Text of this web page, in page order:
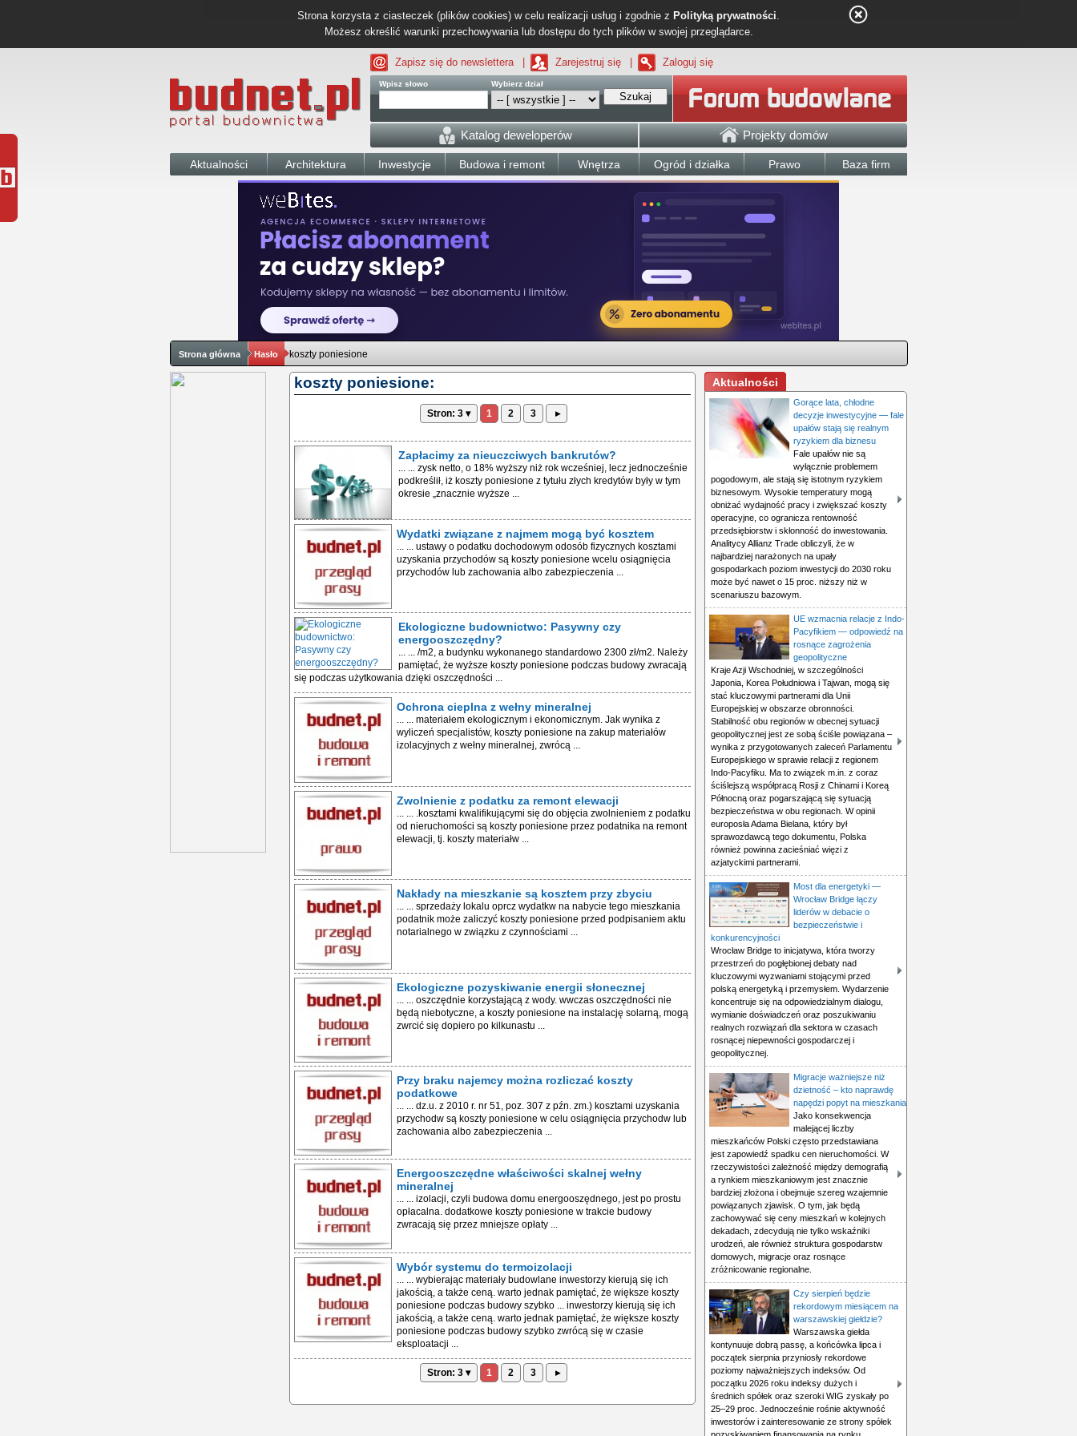
Strona korzysta z ciasteczek (plików cookies) w celu realizacji usług i zgodnie z Polityką prywatności.
Możesz określić warunki przechowywania lub dostępu do tych plików w swojej przeglądarce.
Zapisz się do newslettera Zarejestruj się Zaloguj się
Wpisz słowo Wybierz dział
Szukaj
Katalog deweloperów Projekty domów
Aktualności Architektura Inwestycje Budowa i remont Wnętrza Ogród i działka Prawo Baza firm
Strona główna Hasło koszty poniesione
koszty poniesione:
Stron: 3 ▾ 1 2 3 ▸
Zapłacimy za nieuczciwych bankrutów?
... ... zysk netto, o 18% wyższy niż rok wcześniej, lecz jednocześnie
podkreślił, iż koszty poniesione z tytułu złych kredytów były w tym
okresie „znacznie wyższe ...
Wydatki związane z najmem mogą być kosztem
... ... ustawy o podatku dochodowym odosób fizycznych kosztami
uzyskania przychodów są koszty poniesione wcelu osiągnięcia
przychodów lub zachowania albo zabezpieczenia ...
Ekologiczne budownictwo: Pasywny czy
energooszczędny?
... ... /m2, a budynku wykonanego standardowo 2300 zł/m2. Należy
pamiętać, że wyższe koszty poniesione podczas budowy zwracają
się podczas użytkowania dzięki oszczędności ...
Ochrona cieplna z wełny mineralnej
... ... materiałem ekologicznym i ekonomicznym. Jak wynika z
wyliczeń specjalistów, koszty poniesione na zakup materiałów
izolacyjnych z wełny mineralnej, zwrócą ...
Zwolnienie z podatku za remont elewacji
... ... .kosztami kwalifikującymi się do objęcia zwolnieniem z podatku
od nieruchomości są koszty poniesione przez podatnika na remont
elewacji, tj. koszty materiałw ...
Nakłady na mieszkanie są kosztem przy zbyciu
... ... sprzedaży lokalu oprcz wydatkw na nabycie tego mieszkania
podatnik może zaliczyć koszty poniesione przed podpisaniem aktu
notarialnego w związku z czynnościami ...
Ekologiczne pozyskiwanie energii słonecznej
... ... oszczędnie korzystającą z wody. wwczas oszczędności nie
będą niebotyczne, a koszty poniesione na instalację solarną, mogą
zwrcić się dopiero po kilkunastu ...
Przy braku najemcy można rozliczać koszty
podatkowe
... ... dz.u. z 2010 r. nr 51, poz. 307 z pźn. zm.) kosztami uzyskania
przychodw są koszty poniesione w celu osiągnięcia przychodw lub
zachowania albo zabezpieczenia ...
Energooszczędne właściwości skalnej wełny
mineralnej
... ... izolacji, czyli budowa domu energooszędnego, jest po prostu
opłacalna. dodatkowe koszty poniesione w trakcie budowy
zwracają się przez mniejsze opłaty ...
Wybór systemu do termoizolacji
... ... wybierając materiały budowlane inwestorzy kierują się ich
jakością, a także ceną. warto jednak pamiętać, że większe koszty
poniesione podczas budowy szybko ... inwestorzy kierują się ich
jakością, a także ceną. warto jednak pamiętać, że większe koszty
poniesione podczas budowy szybko zwrócą się w czasie
eksploatacji ...
Stron: 3 ▾ 1 2 3 ▸
Aktualności
Gorące lata, chłodne
decyzje inwestycyjne — fale
upałów stają się realnym
ryzykiem dla biznesu
Fale upałów nie są
wyłącznie problemem
pogodowym, ale stają się istotnym ryzykiem
biznesowym. Wysokie temperatury mogą
obniżać wydajność pracy i zwiększać koszty
operacyjne, co ogranicza rentowność
przedsiębiorstw i skłonność do inwestowania.
Analitycy Allianz Trade obliczyli, że w
najbardziej narażonych na upały
gospodarkach poziom inwestycji do 2030 roku
może być nawet o 15 proc. niższy niż w
scenariuszu bazowym.
UE wzmacnia relacje z Indo-
Pacyfikiem — odpowiedź na
rosnące zagrożenia
geopolityczne
Kraje Azji Wschodniej, w szczególności
Japonia, Korea Południowa i Tajwan, mogą się
stać kluczowymi partnerami dla Unii
Europejskiej w obszarze obronności.
Stabilność obu regionów w obecnej sytuacji
geopolitycznej jest ze sobą ściśle powiązana –
wynika z przygotowanych zaleceń Parlamentu
Europejskiego w sprawie relacji z regionem
Indo-Pacyfiku. Ma to związek m.in. z coraz
ściślejszą współpracą Rosji z Chinami i Koreą
Północną oraz pogarszającą się sytuacją
bezpieczeństwa w obu regionach. W opinii
europosła Adama Bielana, który był
sprawozdawcą tego dokumentu, Polska
również powinna zacieśniać więzi z
azjatyckimi partnerami.
Most dla energetyki —
Wrocław Bridge łączy
liderów w debacie o
bezpieczeństwie i
konkurencyjności
Wrocław Bridge to inicjatywa, która tworzy
przestrzeń do pogłębionej debaty nad
kluczowymi wyzwaniami stojącymi przed
polską energetyką i przemysłem. Wydarzenie
koncentruje się na odpowiedzialnym dialogu,
wymianie doświadczeń oraz poszukiwaniu
realnych rozwiązań dla sektora w czasach
rosnącej niepewności gospodarczej i
geopolitycznej.
Migracje ważniejsze niż
dzietność – kto naprawdę
napędzi popyt na mieszkania
Jako konsekwencja
malejącej liczby
mieszkańców Polski często przedstawiana
jest zapowiedź spadku cen nieruchomości. W
rzeczywistości zależność między demografią
a rynkiem mieszkaniowym jest znacznie
bardziej złożona i obejmuje szereg wzajemnie
powiązanych zjawisk. O tym, jak będą
zachowywać się ceny mieszkań w kolejnych
dekadach, zdecydują nie tylko wskaźniki
urodzeń, ale również struktura gospodarstw
domowych, migracje oraz rosnące
zróżnicowanie regionalne.
Czy sierpień będzie
rekordowym miesiącem na
warszawskiej giełdzie?
Warszawska giełda
kontynuuje dobrą passę, a końcówka lipca i
początek sierpnia przyniosły rekordowe
poziomy najważniejszych indeksów. Od
początku 2026 roku indeksy dużych i
średnich spółek oraz szeroki WIG zyskały po
25–29 proc. Jednocześnie rośnie aktywność
inwestorów i zainteresowanie ze strony spółek